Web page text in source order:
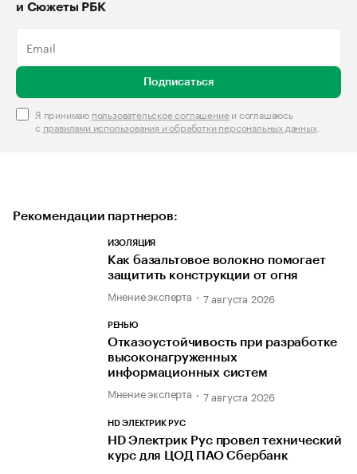
и Сюжеты РБК
Подписаться
Я принимаю пользовательское соглашениеи соглашаюсь
с правилами использования и обработки персональных данных.
Рекомендации партнеров:
ИЗОЛЯЦИЯ
Как базальтовое волокно помогает
защитить конструкции от огня
Мнение эксперта 7 августа 2026
РЕНЬЮ
Отказоустойчивость при разработке
высоконагруженных
информационных систем
Мнение эксперта 7 августа 2026
HD ЭЛЕКТРИК РУС
HD Электрик Рус провел технический
курс для ЦОД ПАО Сбербанк